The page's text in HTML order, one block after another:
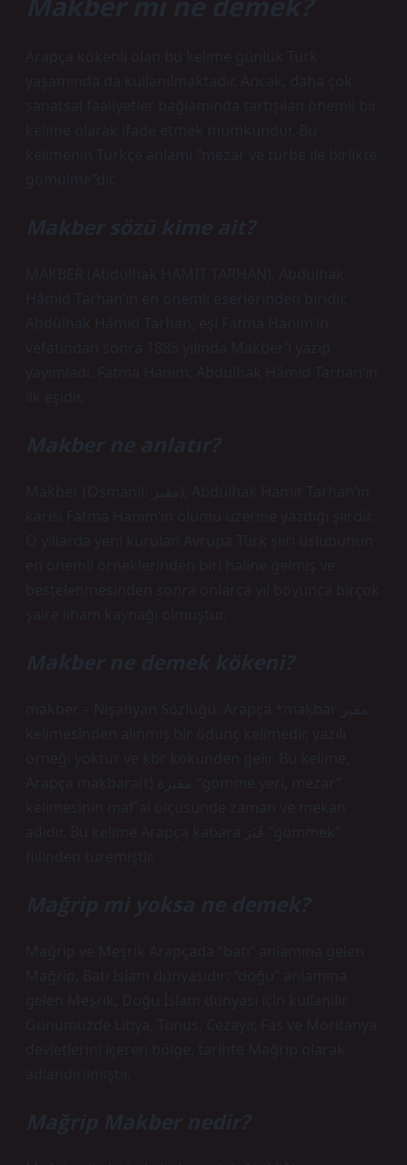
Arapça kökenli olan bu kelime günlük Türk
yaşamında da kullanılmaktadır. Ancak, daha çok
sanatsal faaliyetler bağlamında tartışılan önemli bir
kelime olarak ifade etmek mümkündür. Bu
kelimenin Türkçe anlamı “mezar ve türbe ile birlikte
gömülme”dir.
Makber sözü kime ait?
MAKBER (Abdülhak HAMİT TARHAN), Abdülhak
Hâmid Tarhan’ın en önemli eserlerinden biridir.
Abdülhak Hâmid Tarhan, eşi Fatma Hanım’ın
vefatından sonra 1885 yılında Makber’i yazıp
yayımladı. Fatma Hanım, Abdülhak Hâmid Tarhan’ın
ilk eşidir.
Makber ne anlatır?
Makber (Osmanlı: مقبر), Abdülhak Hamit Tarhan’ın
karısı Fatma Hanım’ın ölümü üzerine yazdığı şiirdir.
O yıllarda yeni kurulan Avrupa Türk şiiri üslubunun
en önemli örneklerinden biri haline gelmiş ve
bestelenmesinden sonra onlarca yıl boyunca birçok
şaire ilham kaynağı olmuştur.
Makber ne demek kökeni?
makber – Nişanyan Sözlüğü. Arapça *maḳbar مقبر
kelimesinden alınmış bir ödünç kelimedir, yazılı
örneği yoktur ve ḳbr kökünden gelir. Bu kelime,
Arapça maḳbara(t) مقبرة “gömme yeri, mezar”
kelimesinin mafˁal ölçüsünde zaman ve mekan
adıdır. Bu kelime Arapça ḳabara قَبَرَ “gömmek”
fiilinden türemiştir.
Mağrip mi yoksa ne demek?
Mağrip ve Meşrik Arapçada “batı” anlamına gelen
Mağrip, Batı İslam dünyasıdır; “doğu” anlamına
gelen Meşrik, Doğu İslam dünyası için kullanılır.
Günümüzde Libya, Tunus, Cezayir, Fas ve Moritanya
devletlerini içeren bölge, tarihte Mağrip olarak
adlandırılmıştır.
Mağrip Makber nedir?